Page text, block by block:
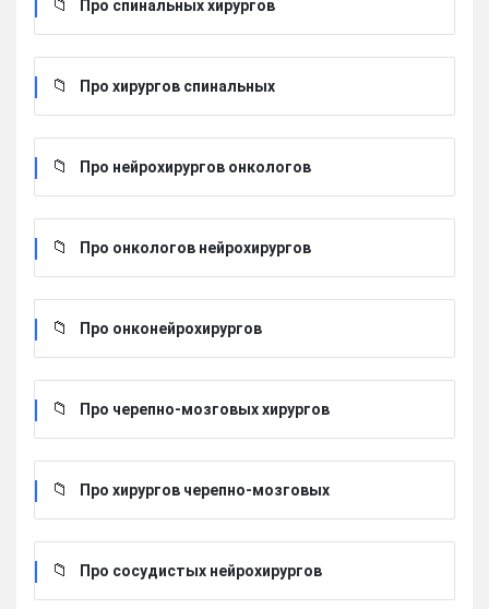
Про спинальных хирургов
Про хирургов cпинальных
Про нейрохирургов онкологов
Про онкологов нейрохирургов
Про онконейрохирургов
Про черепно-мозговых хирургов
Про хирургов черепно-мозговых
Про сосудистых нейрохирургов